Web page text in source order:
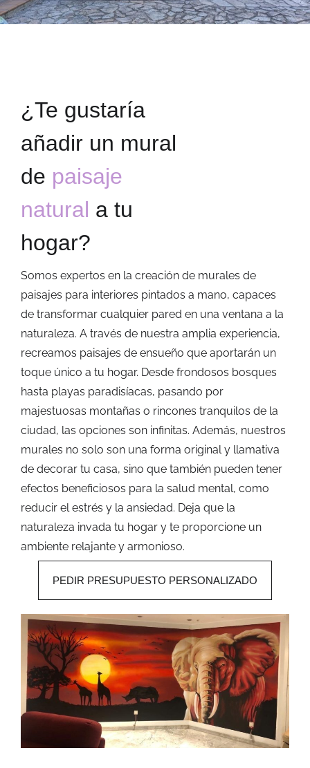
¿Te gustaría
añadir un mural
de paisaje
natural a tu
hogar?
Somos expertos en la creación de murales de
paisajes para interiores pintados a mano, capaces
de transformar cualquier pared en una ventana a la
naturaleza. A través de nuestra amplia experiencia,
recreamos paisajes de ensueño que aportarán un
toque único a tu hogar. Desde frondosos bosques
hasta playas paradisíacas, pasando por
majestuosas montañas o rincones tranquilos de la
ciudad, las opciones son infinitas. Además, nuestros
murales no solo son una forma original y llamativa
de decorar tu casa, sino que también pueden tener
efectos beneficiosos para la salud mental, como
reducir el estrés y la ansiedad. Deja que la
naturaleza invada tu hogar y te proporcione un
ambiente relajante y armonioso.
PEDIR PRESUPUESTO PERSONALIZADO